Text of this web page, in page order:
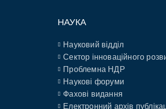
НАУКА
Науковий відділ
Сектор інноваційного
Проблемна НДР
Наукові форуми
Фахові видання
Електронний архів